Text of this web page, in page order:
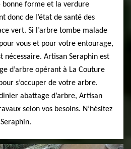
bonne forme et la verdure
donc de l’état de santé des
vert. Si l’arbre tombe malade
vous et pour votre entourage,
nécessaire. Artisan Seraphin est
d’arbre opérant à La Couture
s’occuper de votre arbre.
abattage d’arbre, Artisan
selon vos besoins. N’hésitez